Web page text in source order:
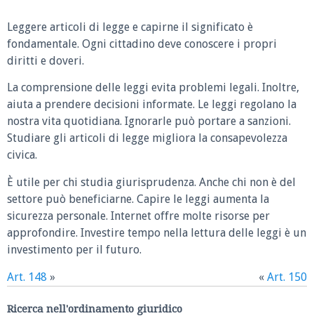
Leggere articoli di legge e capirne il significato è
fondamentale. Ogni cittadino deve conoscere i propri
diritti e doveri.
La comprensione delle leggi evita problemi legali. Inoltre,
aiuta a prendere decisioni informate. Le leggi regolano la
nostra vita quotidiana. Ignorarle può portare a sanzioni.
Studiare gli articoli di legge migliora la consapevolezza
civica.
È utile per chi studia giurisprudenza. Anche chi non è del
settore può beneficiarne. Capire le leggi aumenta la
sicurezza personale. Internet offre molte risorse per
approfondire. Investire tempo nella lettura delle leggi è un
investimento per il futuro.
Art. 148 » « Art. 150
Ricerca nell'ordinamento giuridico